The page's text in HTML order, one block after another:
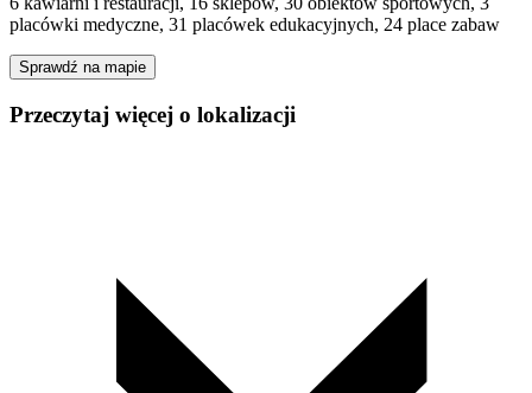
placówki medyczne, 31 placówek edukacyjnych, 24 place zabaw
Sprawdź na mapie
Przeczytaj więcej o lokalizacji